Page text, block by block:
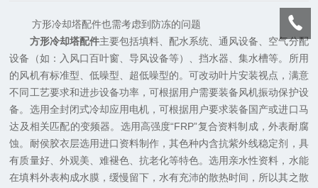
方形冷却塔配件也需考虑到防冻的问题
方形冷却塔配件主要包括填料、配水系统、通风设备、空气分配
设备（如：入风口百叶窗、导风设备等）、挡水器、集水槽等。所用
的风机有标准型、低噪型、超低噪型的。可改动叶片安装视点，满意
不同工艺要求和进步设备功率，可根据用户需要装备风机振动保护设
备。选用全封闭式冷却应用电机，可根据用户要求装备国产或进口马
达及相关匹配的变频器。选用高强度“FRP”复合资料制成，外表耐腐
蚀。耐侯胶衣层选用进口资料制作，其色种内含抗紫外线稳定剂，具
有质量好、外观美、难褪色、抗老化等特色。选用亲水性资料，水能
在填料外表构成水膜，缓慢留下，水有充沛的散热时间，所以其之散